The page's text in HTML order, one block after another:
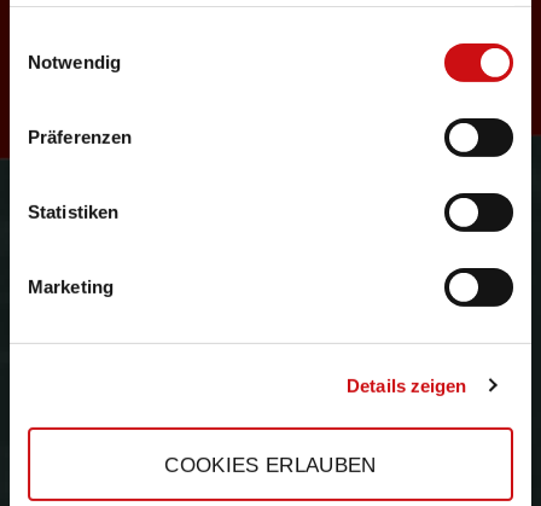
Notwendig
Präferenzen
Statistiken
Marketing
Details zeigen
COOKIES ERLAUBEN
R
e
s